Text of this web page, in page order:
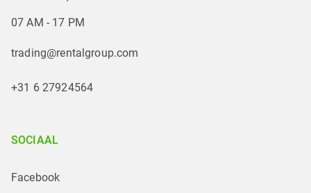
07 AM - 17 PM
trading@rentalgroup.com
+31 6 27924564
SOCIAAL
Facebook